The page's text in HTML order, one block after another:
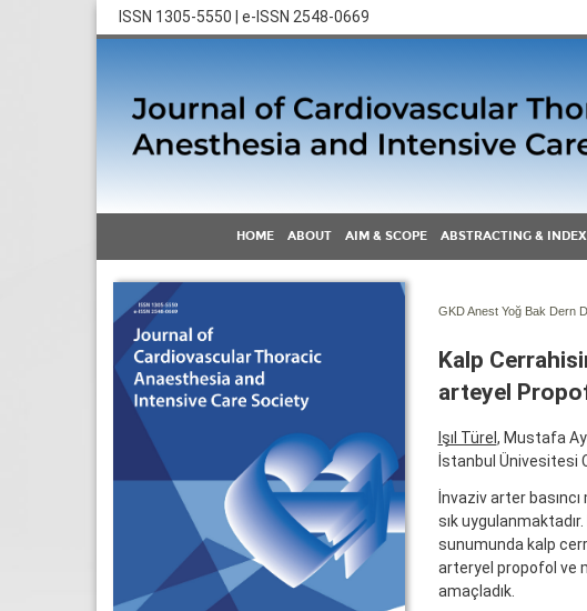
ISSN 1305-5550 | e-ISSN 2548-0669
HOME ABOUT AIM & SCOPE ABSTRACTING &
GKD Anest Yoğ Bak Dern
Kalp
arteyel
Işıl Türel , Mustafa
İstanbul Ünivesitesi
İnvaziv arter
sık
sunumunda kalp
arteryel propofol ve
amaçladık.